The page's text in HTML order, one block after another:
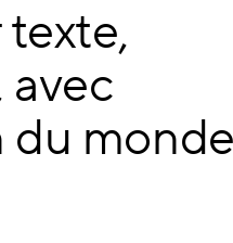
monde